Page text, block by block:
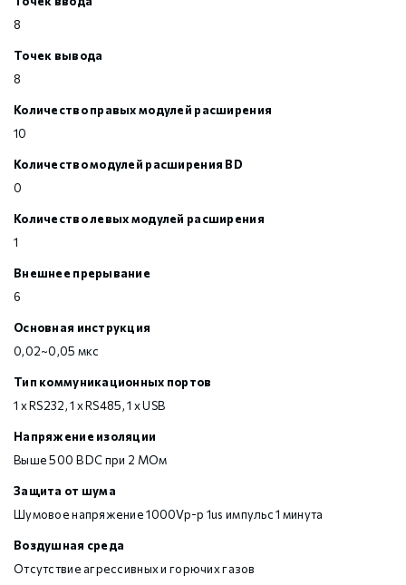
8
Точек вывода
8
Количество правых модулей расширения
10
Количество модулей расширения BD
0
Количество левых модулей расширения
1
Внешнее прерывание
6
Основная инструкция
0,02~0,05 мкс
Тип коммуникационных портов
1 х RS232, 1 х RS485, 1 х USB
Напряжение изоляции
Выше 500 В DC при 2 МОм
Защита от шума
Шумовое напряжение 1000Vp-p 1us импульс 1 минута
Воздушная среда
Отсутствие агрессивных и горючих газов